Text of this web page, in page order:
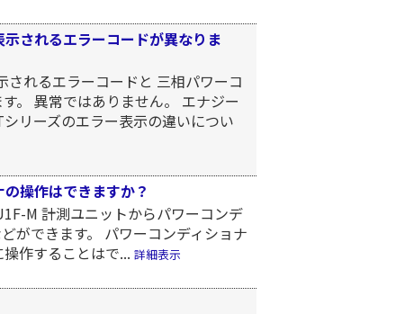
されるエラーコードが異なりま
れるエラーコードと 三相パワーコ
。 異常ではありません。 エナジー
リーズのエラー表示の違いについ
操作はできますか？
M 計測ユニットからパワーコンデ
ができます。 パワーコンディショナ
作することはで... 詳細表示